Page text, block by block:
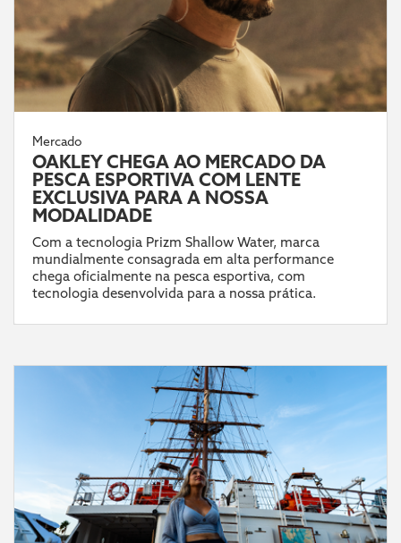
Mercado
OAKLEY CHEGA AO MERCADO DA
PESCA ESPORTIVA COM LENTE
EXCLUSIVA PARA A NOSSA
MODALIDADE
Com a tecnologia Prizm Shallow Water, marca
mundialmente consagrada em alta performance
chega oficialmente na pesca esportiva, com
tecnologia desenvolvida para a nossa prática.